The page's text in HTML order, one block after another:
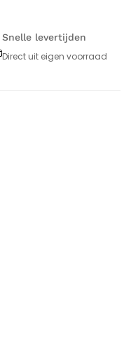
Snelle levertijden
Direct uit eigen voorraad